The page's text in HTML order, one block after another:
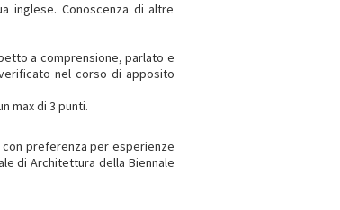
inglese. Conoscenza di altre
a comprensione, parlato e
nel corso di apposito
max di 3 punti.
con preferenza per esperienze
di Architettura della Biennale